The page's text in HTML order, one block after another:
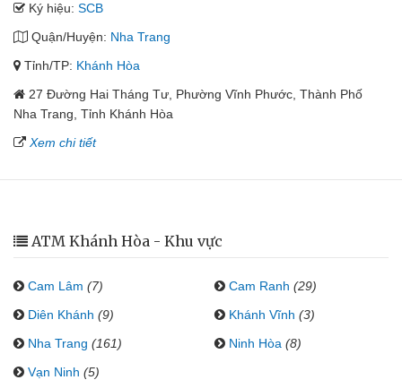
Ký hiệu: SCB
Quận/Huyện: Nha Trang
Tỉnh/TP: Khánh Hòa
27 Đường Hai Tháng Tư, Phường Vĩnh Phước, Thành Phố
Nha Trang, Tỉnh Khánh Hòa
Xem chi tiết
ATM Khánh Hòa - Khu vực
Cam Lâm (7) Cam Ranh (29)
Diên Khánh (9) Khánh Vĩnh (3)
Nha Trang (161) Ninh Hòa (8)
Vạn Ninh (5)